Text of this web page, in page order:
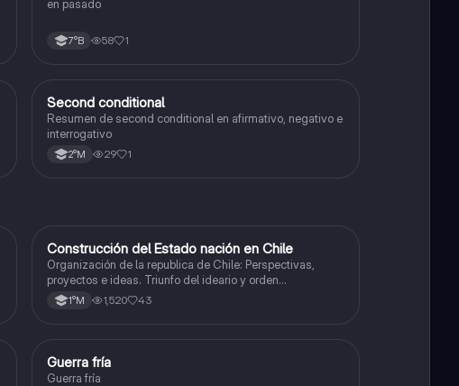
en pasado
7°B 58 1
Inglés
Second conditional
Resumen de second conditional en afirmativo, negativo e
interrogativo
2°M 29 1
Historia
Construcción del Estado nación en Chile
Organización de la republica de Chile: Perspectivas,
proyectos e ideas. Triunfo del ideario y orden
conservador. Constitución de 1833. "Era Portaliana"
1°M 1,520 43
Historia
Guerra fría
Guerra fría